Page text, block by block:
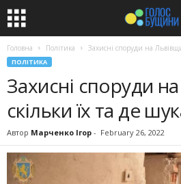
Головна Політика Захисні споруди на
ПОЛІТИКА
Захисні споруди
скільки їх та де
Автор Марченко Ігор - February 26, 2022